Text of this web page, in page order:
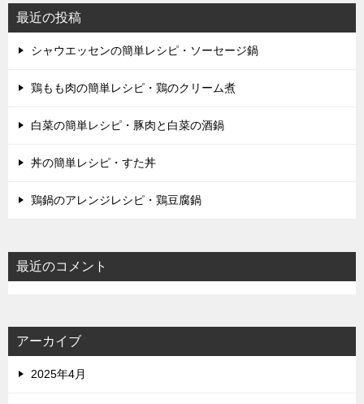
最近の投稿
シャウエッセンの簡単レシピ・ソーセージ鍋
鶏もも肉の簡単レシピ・鶏のクリーム煮
白菜の簡単レシピ・豚肉と白菜の酒鍋
丼の簡単レシピ・すた丼
鶏鍋のアレンジレシピ・鶏豆腐鍋
最近のコメント
アーカイブ
2025年4月